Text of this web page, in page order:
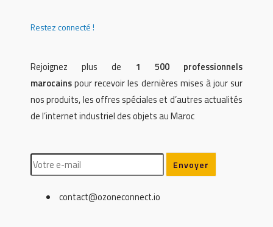
Restez connecté !
Rejoignez plus de 1 500 professionnels
marocainspour recevoir les dernières mises à jour sur
nos produits, les offres spéciales et d’autres actualités
de l’internet industriel des objets au Maroc
contact@ozoneconnect.io